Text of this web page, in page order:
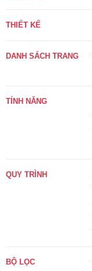
THIẾT KẾ
DANH SÁCH TRANG
TÍNH NĂNG
QUY TRÌNH
BỘ LỌC